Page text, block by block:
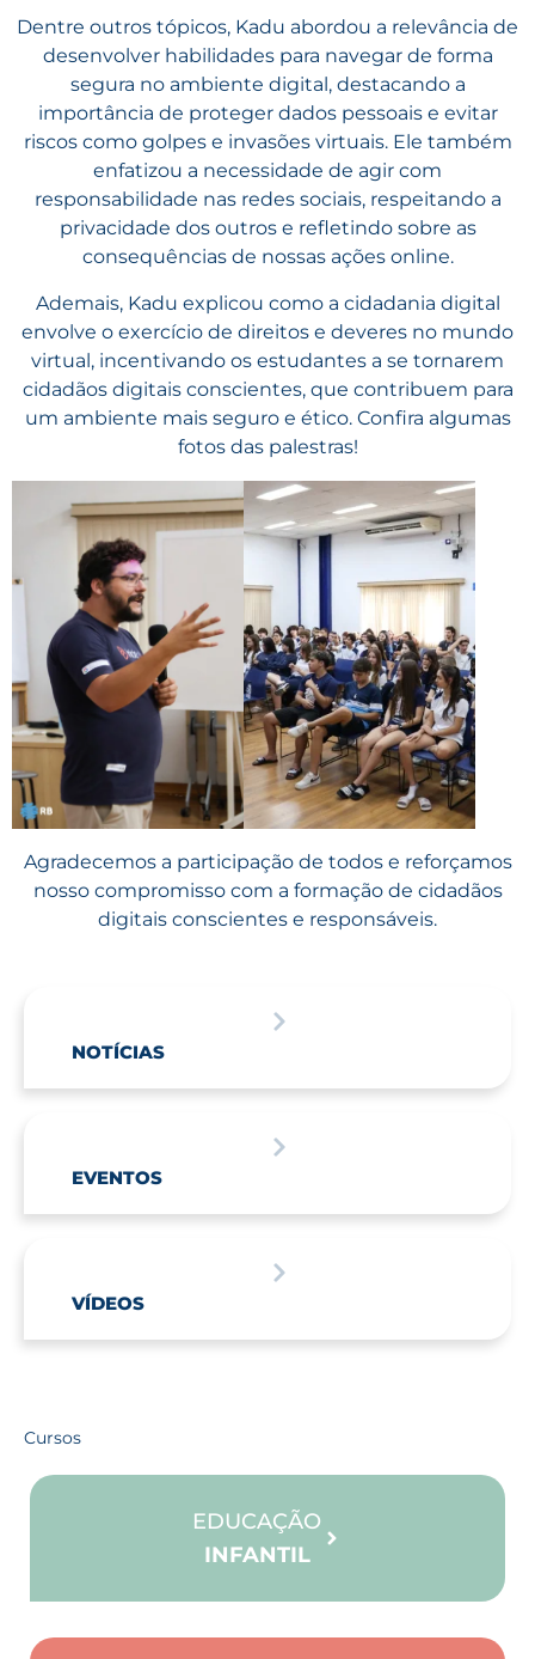
Dentre outros tópicos, Kadu abordou a relevância de
desenvolver habilidades para navegar de forma
segura no ambiente digital, destacando a
importância de proteger dados pessoais e evitar
riscos como golpes e invasões virtuais. Ele também
enfatizou a necessidade de agir com
responsabilidade nas redes sociais, respeitando a
privacidade dos outros e refletindo sobre as
consequências de nossas ações online.
Ademais, Kadu explicou como a cidadania digital
envolve o exercício de direitos e deveres no mundo
virtual, incentivando os estudantes a se tornarem
cidadãos digitais conscientes, que contribuem para
um ambiente mais seguro e ético. Confira algumas
fotos das palestras!
Agradecemos a participação de todos e reforçamos
nosso compromisso com a formação de cidadãos
digitais conscientes e responsáveis.
NOTÍCIAS
EVENTOS
VÍDEOS
Cursos
EDUCAÇÃO
INFANTIL